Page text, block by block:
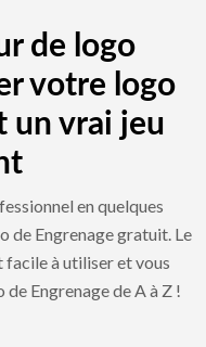
de logo
votre logo
un vrai jeu
en quelques
de Engrenage gratuit. Le
à utiliser et vous
Engrenage de A à Z !